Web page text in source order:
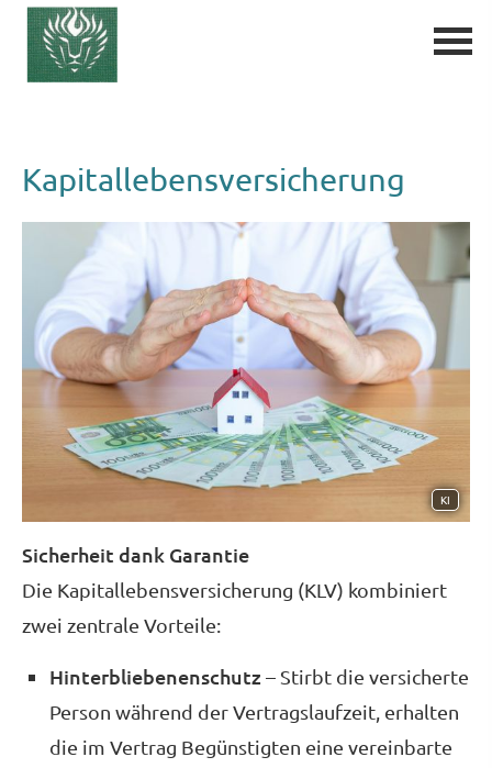
Ka­pi­tal­le­bens­ver­si­che­rung
KI
Sicherheit dank Garantie
Die Ka­pi­tal­le­bens­ver­si­che­rung (KLV) kombiniert
zwei zentrale Vorteile:
Hinterbliebenenschutz – Stirbt die versicherte
Person während der Vertragslaufzeit, erhalten
die im Vertrag Begünstigten eine vereinbarte